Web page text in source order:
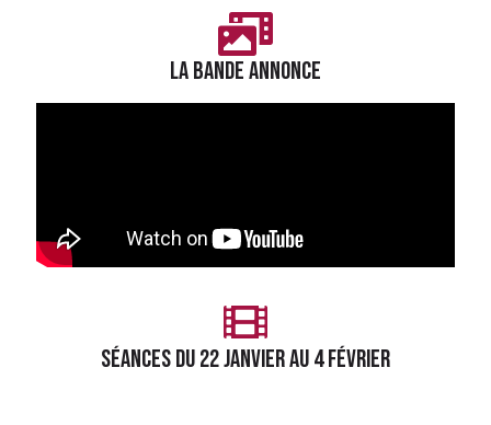
LA BANDE ANNONCE
séances du 22 janvier au 4 février